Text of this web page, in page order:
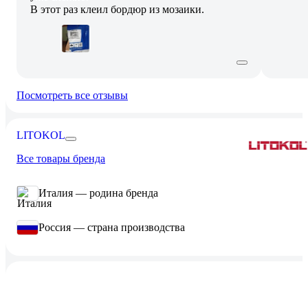
В этот раз клеил бордюр из мозаики.
Посмотреть все отзывы
LITOKOL
Все товары бренда
Италия — родина бренда
Россия — страна производства